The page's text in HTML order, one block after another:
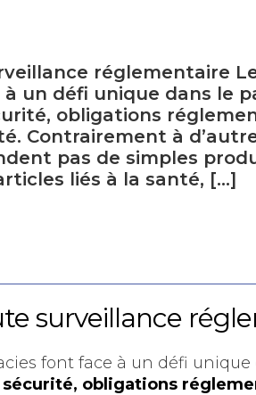
réglementaire
un défi unique dans le
obligations
Contrairement à
pas de simples
liés à la santé, […]
surveillance
font face à un défi unique
obligations